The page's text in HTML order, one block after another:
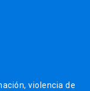
violencia de